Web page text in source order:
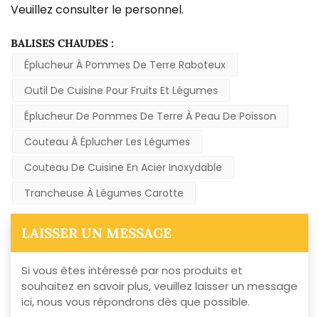
Veuillez consulter le personnel.
BALISES CHAUDES :
Éplucheur À Pommes De Terre Raboteux
Outil De Cuisine Pour Fruits Et Légumes
Éplucheur De Pommes De Terre À Peau De Poisson
Couteau À Éplucher Les Légumes
Couteau De Cuisine En Acier Inoxydable
Trancheuse À Légumes Carotte
LAISSER UN MESSAGE
Si vous êtes intéressé par nos produits et
souhaitez en savoir plus, veuillez laisser un message
ici, nous vous répondrons dès que possible.